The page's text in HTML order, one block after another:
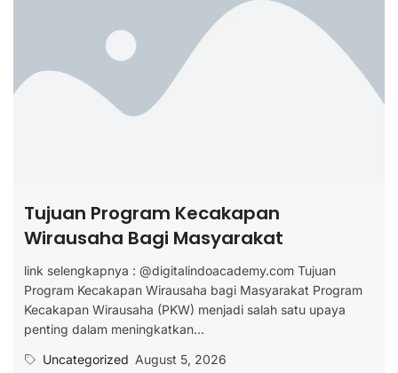
Tujuan Program Kecakapan
Wirausaha Bagi Masyarakat
link selengkapnya : @digitalindoacademy.com Tujuan
Program Kecakapan Wirausaha bagi Masyarakat Program
Kecakapan Wirausaha (PKW) menjadi salah satu upaya
penting dalam meningkatkan...
Uncategorized August 5, 2026